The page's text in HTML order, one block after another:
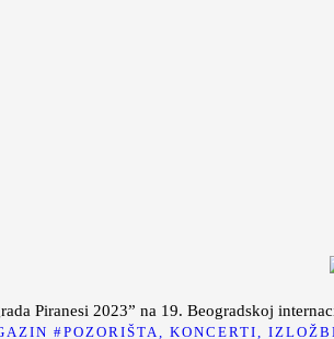
Piranesi 2023” na 19. Beogradskoj
POZORIŠTA, KONCERTI,